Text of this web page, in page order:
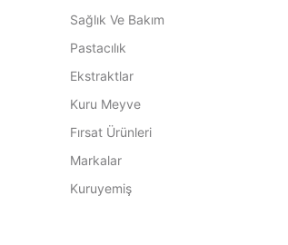
Sağlık Ve Bakım
Pastacılık
Ekstraktlar
Kuru Meyve
Fırsat Ürünleri
Markalar
Kuruyemiş